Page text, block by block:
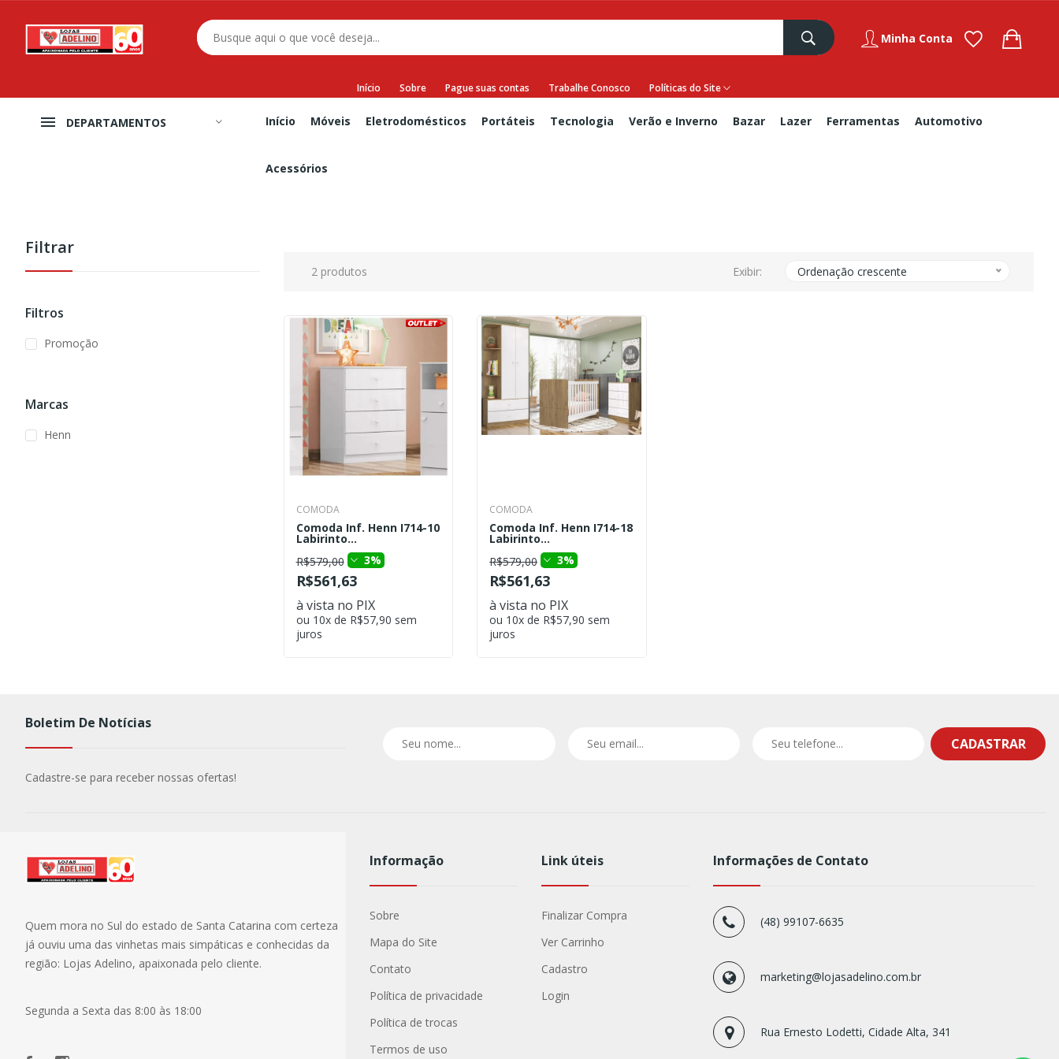
Minha Conta
Início Sobre Pague suas contas Trabalhe Conosco Políticas do Site
DEPARTAMENTOS Início Móveis Eletrodomésticos Portáteis Tecnologia Verão e Inverno Bazar Lazer Ferramentas Automotivo
Acessórios
2 produtos Exibir: Ordenação crescente
COMODA
Comoda Inf. Henn I714-10
Labirinto...
R$579,00
3%
R$561,63
à vista no PIX
ou 10x de R$57,90 sem
juros
COMODA
Comoda Inf. Henn I714-18
Labirinto...
R$579,00
3%
R$561,63
à vista no PIX
ou 10x de R$57,90 sem
juros
Filtrar
Filtros
Promoção
Marcas
Henn
Boletim De Notícias
Cadastre-se para receber nossas ofertas!
CADASTRAR
Quem mora no Sul do estado de Santa Catarina com certeza
já ouviu uma das vinhetas mais simpáticas e conhecidas da
região: Lojas Adelino, apaixonada pelo cliente.
Segunda a Sexta das 8:00 às 18:00
Informação
Sobre
Mapa do Site
Contato
Política de privacidade
Política de trocas
Termos de uso
Link úteis
Finalizar Compra
Ver Carrinho
Cadastro
Login
Informações de Contato
(48) 99107-6635
marketing@lojasadelino.com.br
Rua Ernesto Lodetti, Cidade Alta, 341